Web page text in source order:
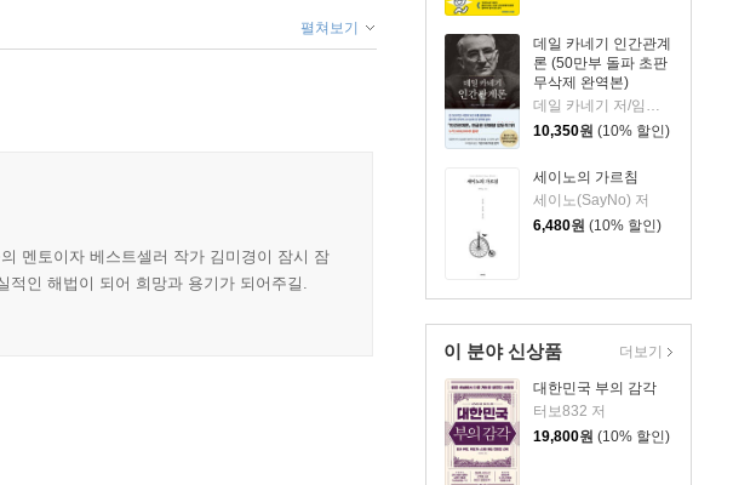
데일 카네기 인간관계
론 (50만부 돌파 초판
무삭제 완역본)
데일 카네기 저/임상훈 역
10,350원 (10% 할인)
세이노의 가르침
세이노(SayNo) 저
6,480원 (10% 할인)
이 분야 신상품
대한민국 부의 감각
터보832 저
19,800원 (10% 할인)
더보기
펼쳐보기
멘토이자 베스트셀러 작가 김미경이 잠시 잠
적인 해법이 되어 희망과 용기가 되어주길.